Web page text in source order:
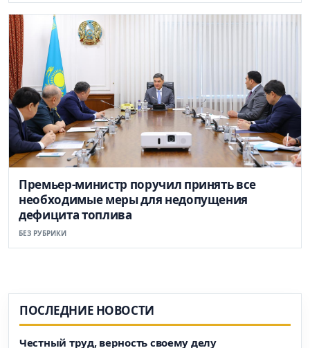
Премьер-министр поручил принять все
необходимые меры для недопущения
дефицита топлива
БЕЗ РУБРИКИ
ПОСЛЕДНИЕ НОВОСТИ
Честный труд, верность своему делу